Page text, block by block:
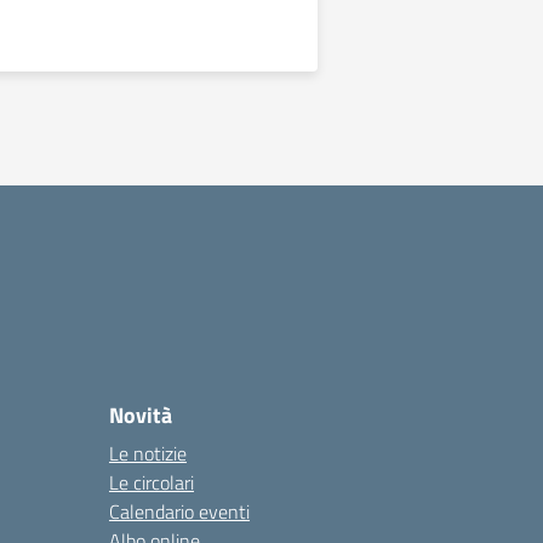
Novità
Le notizie
Le circolari
Calendario eventi